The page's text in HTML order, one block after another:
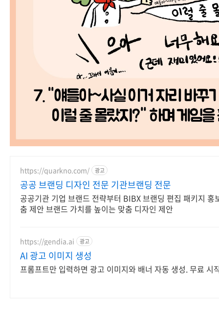
https://quarkno.com/ 광고
공공 브랜딩 디자인 전문 기관브랜딩 전문
공공기관 기업 브랜드 전략부터 BIBX 브랜딩 편집 패키지 홍
춤 제안 브랜드 가치를 높이는 맞춤 디자인 제안
https://gendia.ai 광고
AI 광고 이미지 생성
프롬프트만 입력하면 광고 이미지와 배너 자동 생성. 무료 시